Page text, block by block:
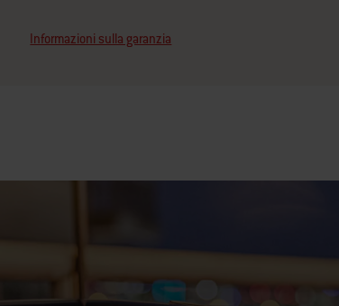
Informazioni sulla garanzia